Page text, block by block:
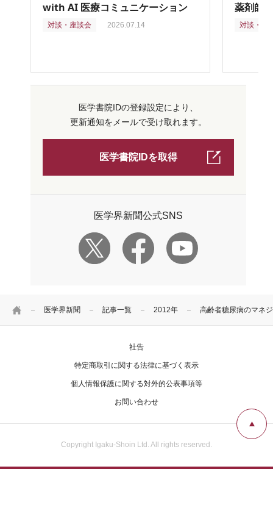
HOME 医学界新聞 記事一覧 2012年 高齢者糖尿病のマネ
with AI 医療コミュニケーション
対談・座談会 2026.07.14
薬剤師
対談・座
医学書院IDの登録設定により、
更新通知をメールで受け取れます。
医学書院IDを取得
医学界新聞公式SNS
社告
特定商取引に関する法律に基づく表示
個人情報保護に関する対外的公表事項等
お問い合わせ
Copyright Igaku-Shoin Ltd. All rights reserved.